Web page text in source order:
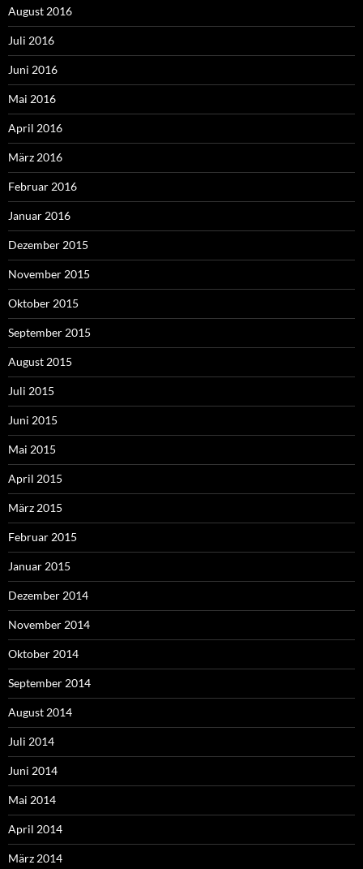
August 2016
Juli 2016
Juni 2016
Mai 2016
April 2016
März 2016
Februar 2016
Januar 2016
Dezember 2015
November 2015
Oktober 2015
September 2015
August 2015
Juli 2015
Juni 2015
Mai 2015
April 2015
März 2015
Februar 2015
Januar 2015
Dezember 2014
November 2014
Oktober 2014
September 2014
August 2014
Juli 2014
Juni 2014
Mai 2014
April 2014
März 2014